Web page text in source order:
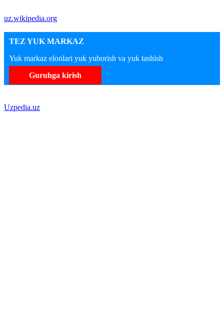
uz.wikipedia.org
TEZ YUK MARKAZ
Yuk markaz elonlari yuk yuborish va yuk tashish
Guruhga kirish
Uzpedia.uz